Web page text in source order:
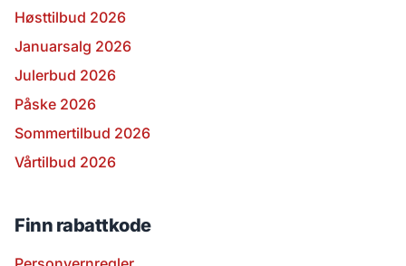
Høsttilbud 2026
Januarsalg 2026
Julerbud 2026
Påske 2026
Sommertilbud 2026
Vårtilbud 2026
Finn rabattkode